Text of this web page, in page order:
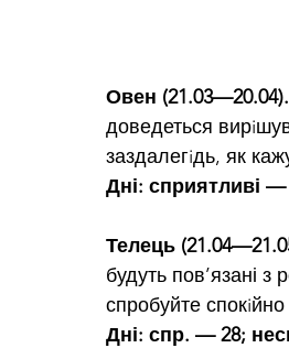
Овен (21.03—20.04).
доведеться
заздалегiдь, як
Дні: сприятливі
Телець
будуть пов’язані
спробуйте
Дні: спр. — 28;